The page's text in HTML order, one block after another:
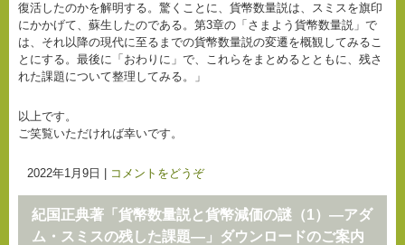
復活したのかを解明する。驚くことに、貨幣数量説は、スミスを旗印
にかかげて、蘇生したのである。第3章の「さまよう貨幣数量説」で
は、それ以降の現代に至るまでの貨幣数量説の変遷を概観してみるこ
とにする。最後に「おわりに」で、これらをまとめるとともに、残さ
れた課題について整理してみる。」
以上です。
ご笑覧いただければ幸いです。
2022年1月9日 コメントをどうぞ
紀国正典著「貨幣数量説と貨幣減価の謎（1）―アダ
ム・スミスの残した課題―」ダウンロードのご案内